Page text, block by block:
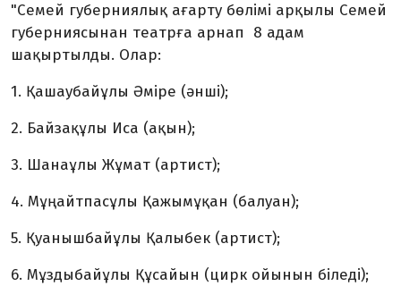
"Семей губерниялық ағарту бөлімі арқылы Семей
губерниясынан театрға арнап 8 адам
шақыртылды. Олар:
1. Қашаубайұлы Әміре (әнші);
2. Байзақұлы Иса (ақын);
3. Шанаұлы Жұмат (артист);
4. Мұңайтпасұлы Қажымұқан (балуан);
5. Қуанышбайұлы Қалыбек (артист);
6. Мұздыбайұлы Құсайын (цирк ойынын біледі);